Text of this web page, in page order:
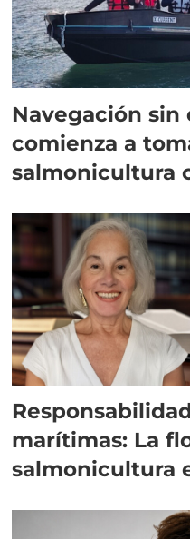
Navegación sin
comienza a
salmonicultura
marítimas: La
salmonicultura